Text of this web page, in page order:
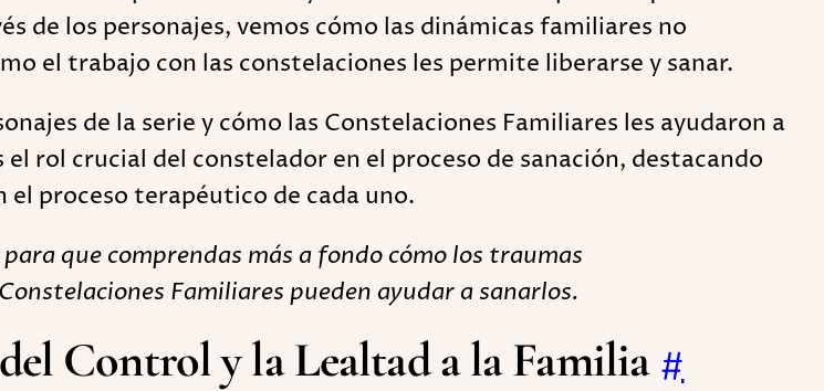
de los personajes, vemos cómo las dinámicas familiares no
el trabajo con las constelaciones les permite liberarse y sanar.
de la serie y cómo las Constelaciones Familiares les ayudaron a
rol crucial del constelador en el proceso de sanación, destacando
el proceso terapéutico de cada uno.
que comprendas más a fondo cómo los traumas
Familiares pueden ayudar a sanarlos.
Control y la Lealtad a la Familia#